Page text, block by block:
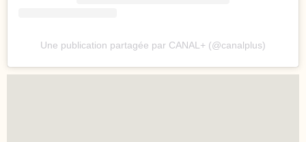
Une publication partagée par CANAL+ (@canalplus)